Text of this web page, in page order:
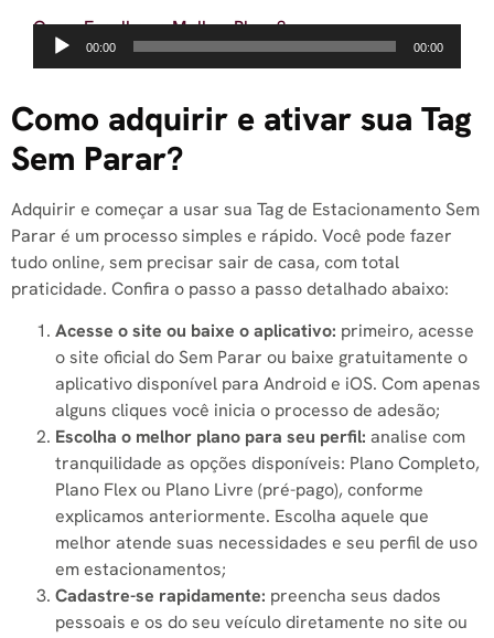
Como Escolher o Melhor Plano?
Tocador
de
00:00 00:00
Como adquirir e ativar sua Tag
Sem Parar?
Adquirir e começar a usar sua Tag de Estacionamento Sem
Parar é um processo simples e rápido. Você pode fazer
tudo online, sem precisar sair de casa, com total
praticidade. Confira o passo a passo detalhado abaixo:
Acesse o site ou baixe o aplicativo: primeiro, acesse
o site oficial do Sem Parar ou baixe gratuitamente o
aplicativo disponível para Android e iOS. Com apenas
alguns cliques você inicia o processo de adesão;
Escolha o melhor plano para seu perfil: analise com
tranquilidade as opções disponíveis: Plano Completo,
Plano Flex ou Plano Livre (pré-pago), conforme
explicamos anteriormente. Escolha aquele que
melhor atende suas necessidades e seu perfil de uso
em estacionamentos;
Cadastre-se rapidamente: preencha seus dados
pessoais e os do seu veículo diretamente no site ou